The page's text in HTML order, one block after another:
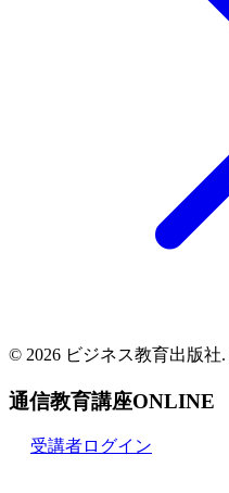
© 2026 ビジネス教育出版社.
通信教育講座ONLINE
受講者ログイン